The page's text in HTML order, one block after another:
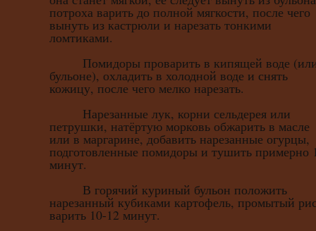
потроха варить до полной мягкости, после чего
вынуть из кастрюли и нарезать тонкими
ломтиками.
Помидоры проварить в кипящей воде
бульоне), охладить в холодной воде и снять
кожицу, после чего мелко нарезать.
Нарезанные лук, корни сельдерея или
петрушки, натёртую морковь обжарить в масле
или в маргарине, добавить нарезанные огурцы,
подготовленные помидоры и тушить примерно
минут.
В горячий куриный бульон положить
нарезанный кубиками картофель, промытый
варить 10-12 минут.